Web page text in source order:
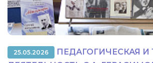
25.05.2026
ПЕДАГОГИЧЕСКАЯ И